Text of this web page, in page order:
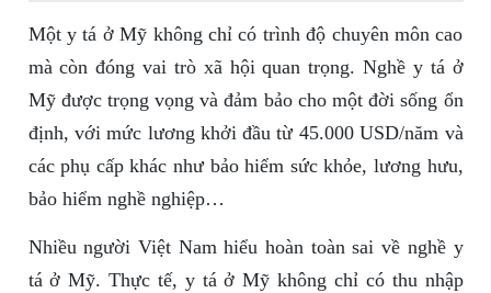
Một y tá ở Mỹ không chỉ có trình độ chuyên môn cao
mà còn đóng vai trò xã hội quan trọng. Nghề y tá ở
Mỹ được trọng vọng và đảm bảo cho một đời sống ổn
định, với mức lương khởi đầu từ 45.000 USD/năm và
các phụ cấp khác như bảo hiểm sức khỏe, lương hưu,
bảo hiểm nghề nghiệp…
Nhiều người Việt Nam hiểu hoàn toàn sai về nghề y
tá ở Mỹ. Thực tế, y tá ở Mỹ không chỉ có thu nhập